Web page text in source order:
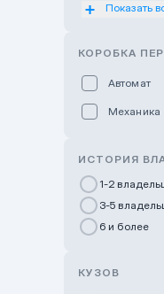
Mycar
GWM Nurly
Chery
Показать
КОРОБКА
Автомат
Механика
ИСТОРИЯ
1-2
3-5
6 и более
КУЗОВ